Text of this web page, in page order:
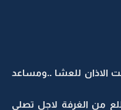
للعشا ..ومساعد
من الغرفة لاجل تصلي